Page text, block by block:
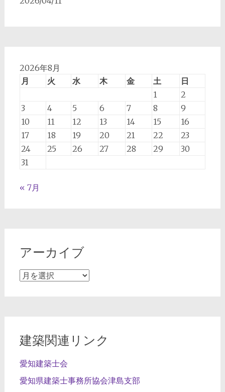
2026年8月
月
火 水 木 金 土
日
1
2
3
4 5 6 7 8
9
10
11 12 13 14 15
16
17
18 19 20 21 22
23
24
25 26 27 28 29
30
31
« 7月
アーカイブ
ア
建築関連リンク
愛知建築士会
愛知県建築士事務所協会津島支部